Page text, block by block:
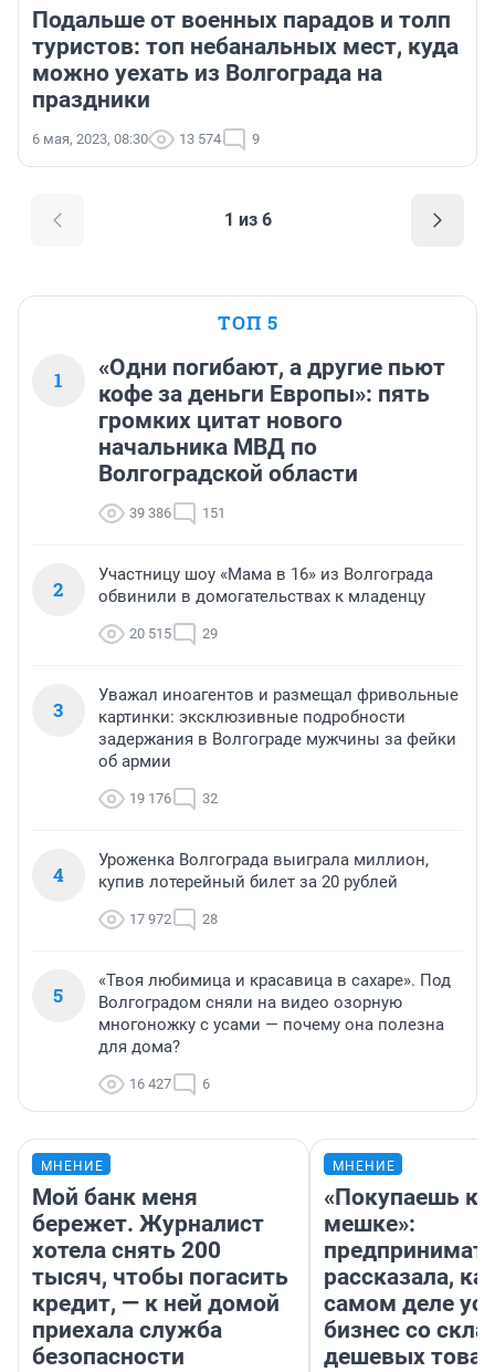
Подальше от военных парадов и толп
туристов: топ небанальных мест, куда
можно уехать из Волгограда на
праздники
6 мая, 2023, 08:30 13 574 9
1 из 6
ТОП 5
1
«Одни погибают, а другие пьют
кофе за деньги Европы»: пять
громких цитат нового
начальника МВД по
Волгоградской области
39 386 151
2
Участницу шоу «Мама в 16» из Волгограда
обвинили в домогательствах к младенцу
20 515 29
3
Уважал иноагентов и размещал фривольные
картинки: эксклюзивные подробности
задержания в Волгограде мужчины за фейки
об армии
19 176 32
4
Уроженка Волгограда выиграла миллион,
купив лотерейный билет за 20 рублей
17 972 28
5
«Твоя любимица и красавица в сахаре». Под
Волгоградом сняли на видео озорную
многоножку с усами — почему она полезна
для дома?
16 427 6
МНЕНИЕ
Мой банк меня
бережет. Журналист
хотела снять 200
тысяч, чтобы погасить
кредит, — к ней домой
приехала служба
безопасности
МНЕНИЕ
«Покупаешь
мешке»:
рассказала,
самом деле
бизнес со
дешевых